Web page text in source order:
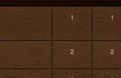
1 1
2 2